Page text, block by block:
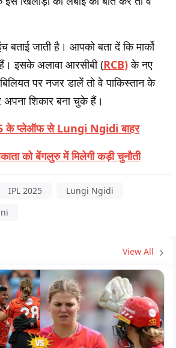
बताई जाती है। आपको बता दें कि मार्को
इसके अलावा आरसीबी (RCB)के नए
पर नजर डालें तो वे पाकिस्तान के
अपना शिकार बना चुके हैं।
के प्लेऑफ से Lungi Ngidi बाहर
को बेंगलुरु में मिलेगी कड़ी चुनौती
IPL 2025
Lungi Ngidi
View All